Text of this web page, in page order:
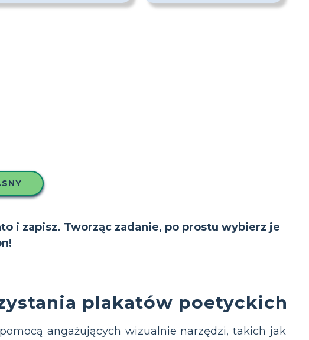
i zapisz. Tworząc zadanie, po prostu wybierz je
plakatów poetyckich
angażujących wizualnie narzędzi, takich jak